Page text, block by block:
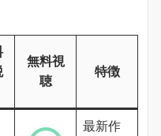
無料視
聴
特徴
最新作